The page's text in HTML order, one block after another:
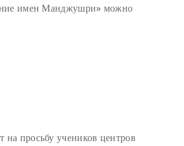
имен Манджушри» можно
на просьбу учеников центров